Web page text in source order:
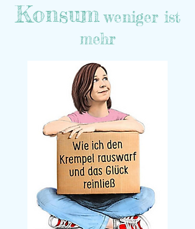
Konsum weniger ist
mehr